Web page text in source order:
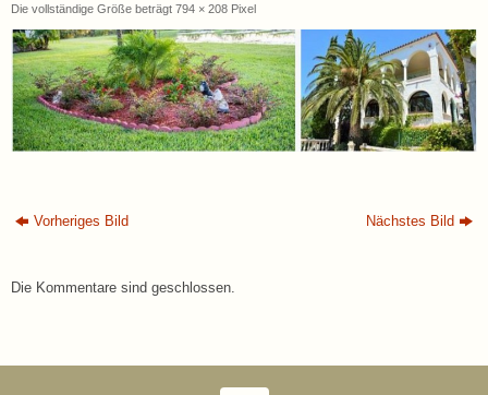
Die vollständige Größe beträgt 794 × 208 Pixel
Vorheriges Bild Nächstes Bild
Die Kommentare sind geschlossen.